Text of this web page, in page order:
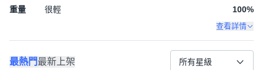
重量 很輕 100%
查看詳情
最熱門最新上架 所有星級